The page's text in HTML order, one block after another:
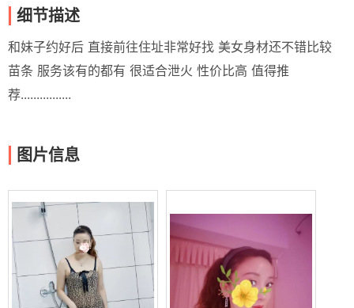
细节描述
和妹子约好后 直接前往住址非常好找 美女身材还不错比较
苗条 服务该有的都有 很适合泄火 性价比高 值得推
荐................
图片信息